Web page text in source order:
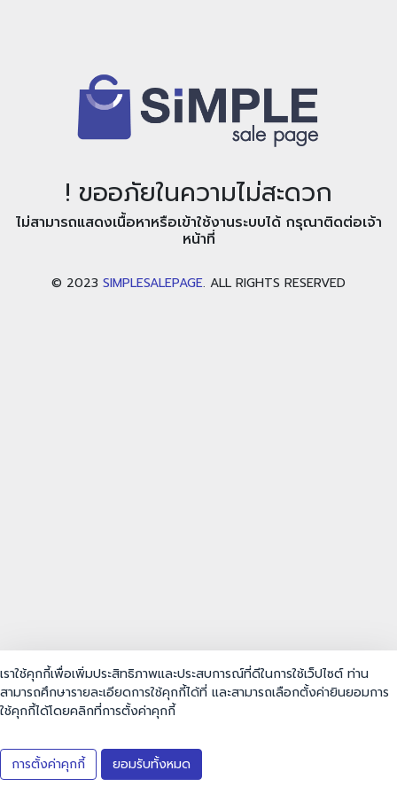
! ขออภัยในความไม่สะดวก
ไม่สามารถแสดงเนื้อหาหรือเข้าใช้งานระบบได้ กรุณาติดต่อเจ้า
หน้าที่
© 2023 SIMPLESALEPAGE. ALL RIGHTS RESERVED
เราใช้คุกกี้เพื่อเพิ่มประสิทธิภาพและประสบการณ์ที่ดีในการใช้เว็ปไซต์ ท่าน
สามารถศึกษารายละเอียดการใช้คุกกี้ได้ที่ และสามารถเลือกตั้งค่ายินยอมการ
ใช้คุกกี้ได้โดยคลิกที่การตั้งค่าคุกกี้
การตั้งค่าคุกกี้ ยอมรับทั้งหมด